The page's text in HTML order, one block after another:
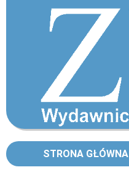
STRONA GŁÓWNA